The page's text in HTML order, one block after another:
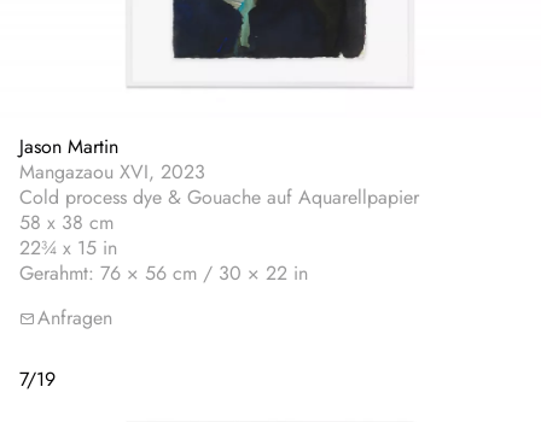
Jason Martin
Mangazaou XVI, 2023
Cold process dye & Gouache auf Aquarellpapier
58 x 38 cm
22¾ x 15 in
Gerahmt: 76 × 56 cm / 30 × 22 in
Anfragen
7/19